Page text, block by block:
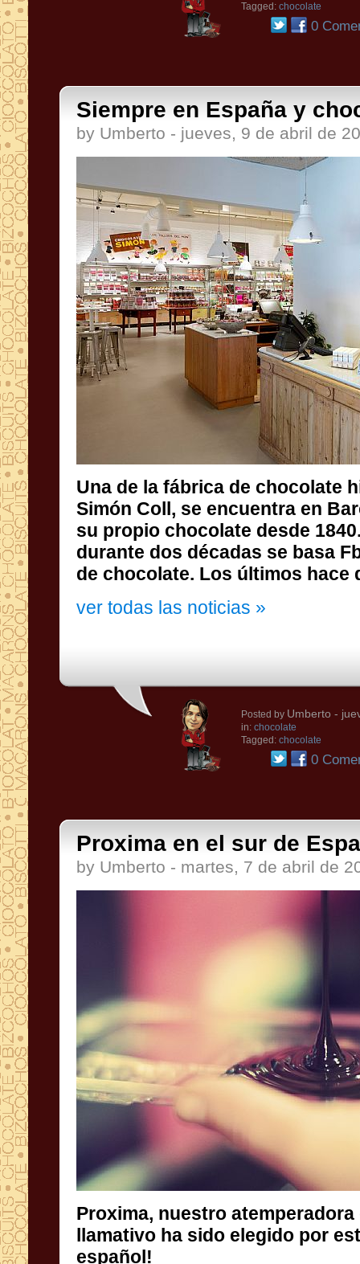
Tagged: chocolate
0
Siempre en España y
by Umberto - jueves, 9 de abril de
Una de la fábrica de chocolate
Simón Coll, se encuentra en
su propio chocolate desde
durante dos décadas se basa
de chocolate. Los últimos hace
ver todas las noticias »
Posted by Umberto -
in: chocolate
Tagged: chocolate
0
Proxima en el sur de
by Umberto - martes, 7 de abril de
Proxima, nuestro atemperadora
llamativo ha sido elegido por
español!